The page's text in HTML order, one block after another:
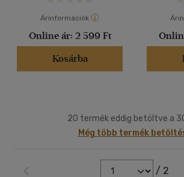
Árinformációk
Online ár: 2 599 Ft
Kosárba
20 termék eddig betöltve a
Még több termék
/ 2